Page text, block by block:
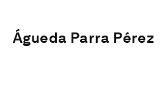
Águeda Parra Pérez